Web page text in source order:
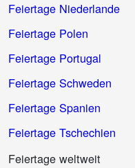
Feiertage Niederlande
Feiertage Polen
Feiertage Portugal
Feiertage Schweden
Feiertage Spanien
Feiertage Tschechien
Feiertage weltweit